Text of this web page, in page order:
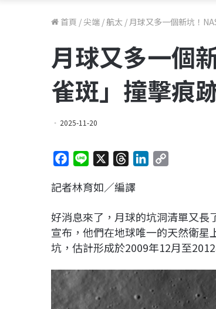
首頁 /尖端 /航太 / 月球又多一個新坑！
月球又多一個
雀斑」撞擊痕
2025-11-20
c
b
o
o
n
r
a
d
s
e
d
I
L
i
n
記者林育如／編譯
好消息來了，月球的坑洞清單又長
宣布，他們在地球唯一的天然衛
坑，估計形成於2009年12月至